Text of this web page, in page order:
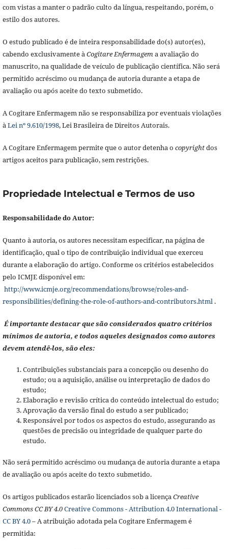
com vistas a manter o padrão culto da língua, respeitando, porém, o
estilo dos autores.
O estudo publicado é de inteira responsabilidade do(s) autor(es),
cabendo exclusivamente àCogitare Enfermagema avaliação do
manuscrito, na qualidade de veículo de publicação científica. Não será
permitido acréscimo ou mudança de autoria durante a etapa de
avaliação ou após aceite do texto submetido.
A Cogitare Enfermagem não se responsabiliza por eventuais violações
àLei nº 9.610/1998, Lei Brasileira de Direitos Autorais.
A Cogitare Enfermagem permite que o autor detenha o copyrightdos
artigos aceitos para publicação, sem restrições.
Propriedade Intelectual e Termos de uso
Responsabilidade do Autor:
Quanto à autoria, os autores necessitam especificar, na página de
identificação, qual o tipo de contribuição individual que exerceu
durante a elaboração do artigo. Conforme os critérios estabelecidos
pelo ICMJE disponível em:
http://www.icmje.org/recommendations/browse/roles-and-
responsibilities/defining-the-role-of-authors-and-contributors.html.
É importante destacar que são considerados quatro critérios
mínimos de autoria, e todos aqueles designados como autores
devem atendê-los, são eles:
Contribuições substanciais para a concepção ou desenho do
estudo; ou a aquisição, análise ou interpretação de dados do
estudo;
Elaboração e revisão crítica do conteúdo intelectual do estudo;
Aprovação da versão final do estudo a ser publicado;
Responsável por todos os aspectos do estudo, assegurando as
questões de precisão ou integridade de qualquer parte do
estudo.
Não será permitido acréscimo ou mudança de autoria durante a etapa
de avaliação ou após aceite do texto submetido.
Os artigos publicados estarão licenciados sob a licençaCreative
Commons CC BY 4.0Creative Commons - Attribution 4.0 International -
CC BY 4.0– A atribuição adotada pela Cogitare Enfermagem é
permitida: